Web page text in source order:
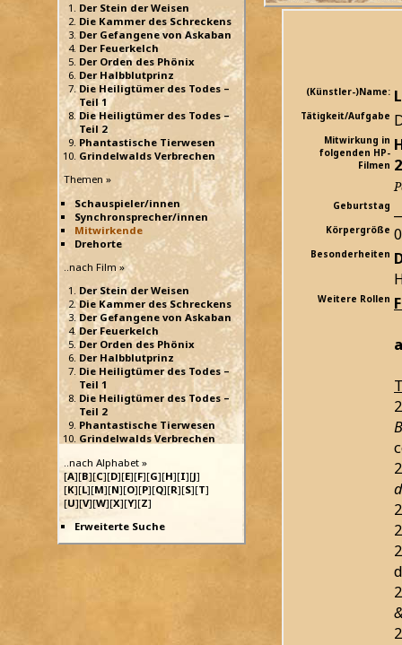
Der Stein der Weisen
Die Kammer des Schreckens
Der Gefangene von Askaban
Der Feuerkelch
Der Orden des Phönix
Der Halbblutprinz
Die Heiligtümer des Todes –
Teil 1
Die Heiligtümer des Todes –
Teil 2
Phantastische Tierwesen
Grindelwalds Verbrechen
Themen »
Schauspieler/innen
Synchronsprecher/innen
Mitwirkende
Drehorte
..nach Film »
Der Stein der Weisen
Die Kammer des Schreckens
Der Gefangene von Askaban
Der Feuerkelch
Der Orden des Phönix
Der Halbblutprinz
Die Heiligtümer des Todes –
Teil 1
Die Heiligtümer des Todes –
Teil 2
Phantastische Tierwesen
Grindelwalds Verbrechen
..nach Alphabet »
[A][B][C][D][E][F][G][H][I][J]
[K][L][M][N][O][P][Q][R][S][T]
[U][V][W][X][Y][Z]
Erweiterte Suche
(Künstler-)Name:
Tätigkeit/Aufgabe
Mitwirkung in
folgenden HP-
Filmen 2
Geburtstag
Körpergröße
Besonderheiten
Weitere Rollen